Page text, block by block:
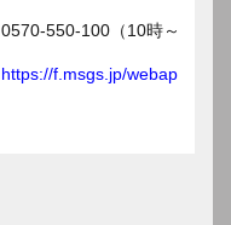
550-100（10時～
https://f.msgs.jp/webap